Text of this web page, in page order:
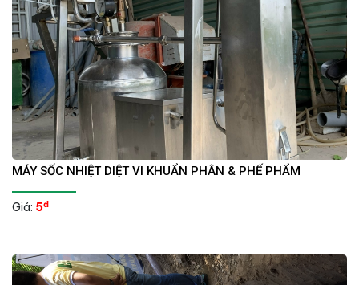
MÁY SỐC NHIỆT DIỆT VI KHUẨN PHÂN & PHẾ PHẨM
Giá: 5đ